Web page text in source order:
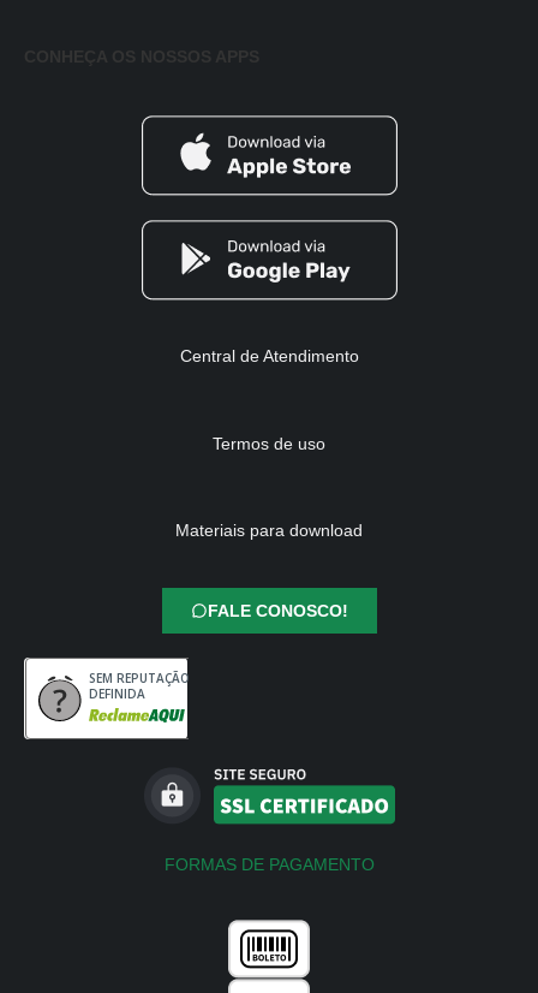
CONHEÇA OS NOSSOS APPS
Central de Atendimento
Termos de uso
Materiais para download
FALE CONOSCO!
SEM REPUTAÇÃO
DEFINIDA
FORMAS DE PAGAMENTO